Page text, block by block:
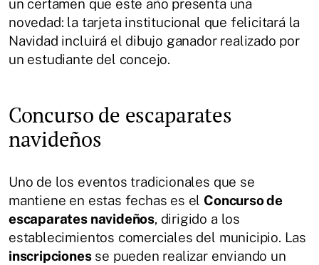
un certamen que este año presenta una
novedad: la tarjeta institucional que felicitará la
Navidad incluirá el dibujo ganador realizado por
un estudiante del concejo.
Concurso de escaparates
navideños
Uno de los eventos tradicionales que se
mantiene en estas fechas es el Concurso de
escaparates navideños, dirigido a los
establecimientos comerciales del municipio. Las
inscripcionesse pueden realizar enviando un